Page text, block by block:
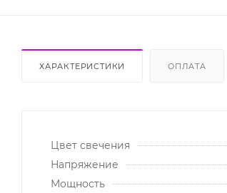
ХАРАКТЕРИСТИКИ ОПЛАТА
Цвет свечения
Напряжение
Мощность